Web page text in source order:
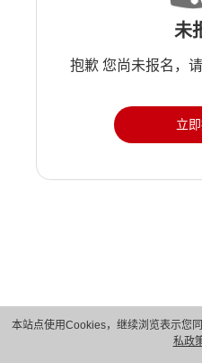
本站点使用Cookies，继续浏览表示您
私政
未
抱歉 您尚未报名，
立
版权所有 © 华为技术有限公司 1998-
隐私保护